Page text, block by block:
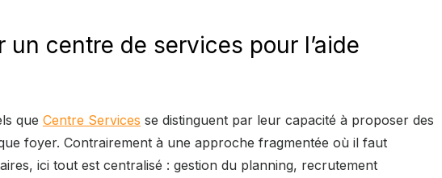
un centre de services pour l’aide
que Centre Services se distinguent par leur capacité à proposer des
foyer. Contrairement à une approche fragmentée où il faut
ici tout est centralisé : gestion du planning, recrutement